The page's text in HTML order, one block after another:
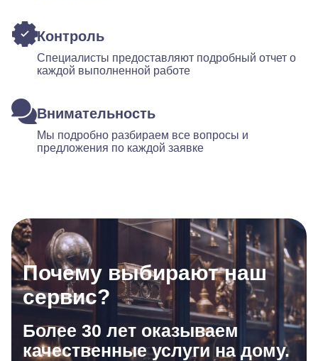
Контроль
Специалисты предоставляют подробный отчет о
каждой выполненной работе
Внимательность
Мы подробно разбираем все вопросы и
предложения по каждой заявке
Почему выбирают наш
сервис?
Более 30 лет оказываем
качественные услуги на дому.